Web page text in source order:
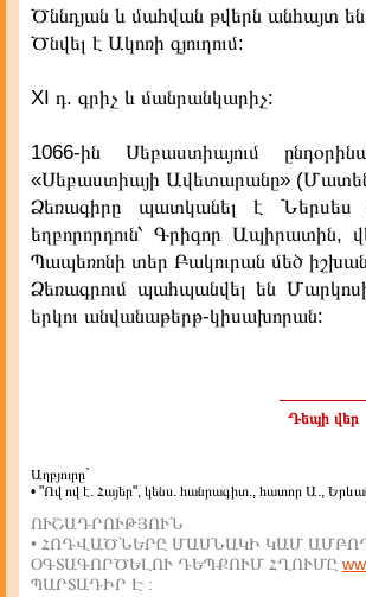
Ծննդյան և մահվան թվերն անհայտ
Ծնվել է Ակոռի գյուղում:
XI դ. գրիչ և մանրանկարիչ:
1066-ին Սեբաստիայում
«Սեբաստիայի Ավետարանը»
Ձեռագիրը պատկանել է Ներսես
եղբորորդուն՝ Գրիգոր Ապիրատին,
Պապեռոնի տեր Բակուրան մեծ
Ձեռագրում պահպանվել են
երկու անվանաթերթ-կիսախորան:
Դեպի վեր
Աղբյուրը`
• "Ով ով է. Հայեր", կենս. հանրագիտ., հատոր Ա.,
ՈՒՇԱԴՐՈՒԹՅՈՒՆ
• ՀՈԴՎԱԾՆԵՐԸ ՄԱՍՆԱԿԻ ԿԱՄ
ՕԳՏԱԳՈՐԾԵԼՈՒ ԴԵՊՔՈՒՄ ՀՂՈՒՄԸ
ՊԱՐՏԱԴԻՐ Է :